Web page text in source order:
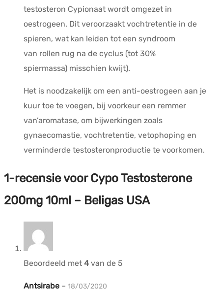
testosteron Cypionaat wordt omgezet in
oestrogeen. Dit veroorzaakt vochtretentie in de
spieren, wat kan leiden tot een syndroom
van rollen rug na de cyclus (tot 30%
spiermassa) misschien kwijt).
Het is noodzakelijk om een anti-oestrogeen aan je
kuur toe te voegen, bij voorkeur een remmer
van’aromatase, om bijwerkingen zoals
gynaecomastie, vochtretentie, vetophoping en
verminderde testosteronproductie te voorkomen.
1-recensie voorCypo Testosterone
200mg 10ml – Beligas USA
Beoordeeld met 4 van de 5
Antsirabe – 18/03/2020